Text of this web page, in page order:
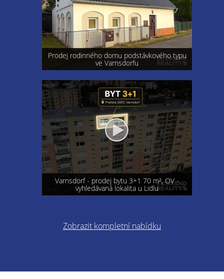
Prodej rodinného domu podstávkového typu
ve Varnsdorfu
Varnsdorf - prodej bytu 3+1 70 m², OV -
vyhledávaná lokalita u Lidlu
Zobrazit kompletní nabídku